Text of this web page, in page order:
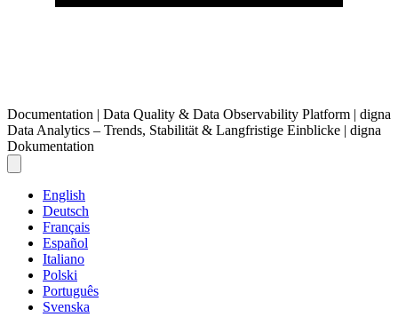
Documentation | Data Quality & Data Observability Platform | digna
Data Analytics – Trends, Stabilität & Langfristige Einblicke | digna
Dokumentation
English
Deutsch
Français
Español
Italiano
Polski
Português
Svenska